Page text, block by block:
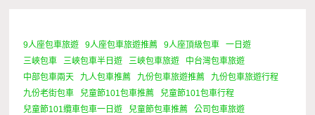
0 Minutes
9人座包車旅遊 9人座包車旅遊推薦 9人座頂級包車
一日遊
三峽包車
三峽包車半日遊 三峽包車旅遊
中台灣包車旅遊
中部包車兩天
九人包車推薦 九份包車旅遊推薦
九份包車旅遊行程
九份老街包車
兒童節101包車推薦
兒童節101包車行程
兒童節101纜車包車一日遊
兒童節包車推薦
公司包車旅遊